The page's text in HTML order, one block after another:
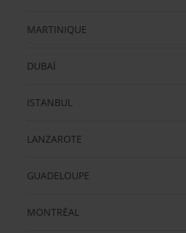
MARTINIQUE
DUBAÏ
ISTANBUL
LANZAROTE
GUADELOUPE
MONTRÉAL